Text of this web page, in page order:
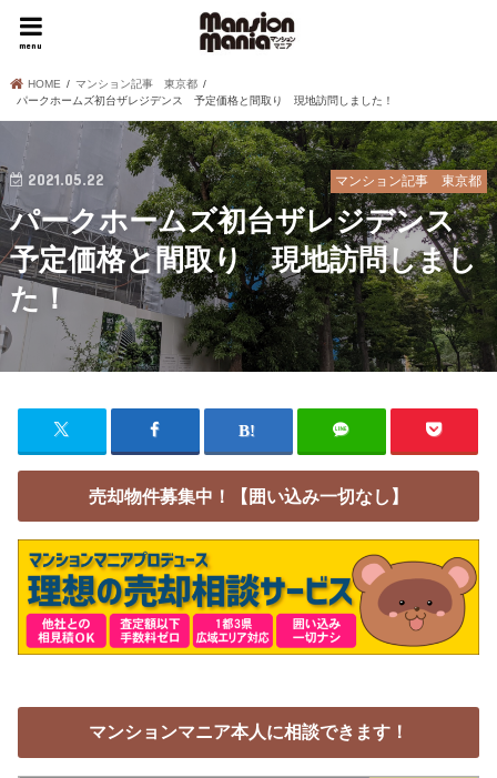
menu
HOME
マンション記事 東京都
パークホームズ初台ザレジデンス 予定価格と間取り 現地訪問しました！
マンション記事 東京都
2021.05.22
パークホームズ初台ザレジデンス
予定価格と間取り 現地訪問しまし
た！
売却物件募集中！【囲い込み一切なし】
マンションマニア本人に相談できます！